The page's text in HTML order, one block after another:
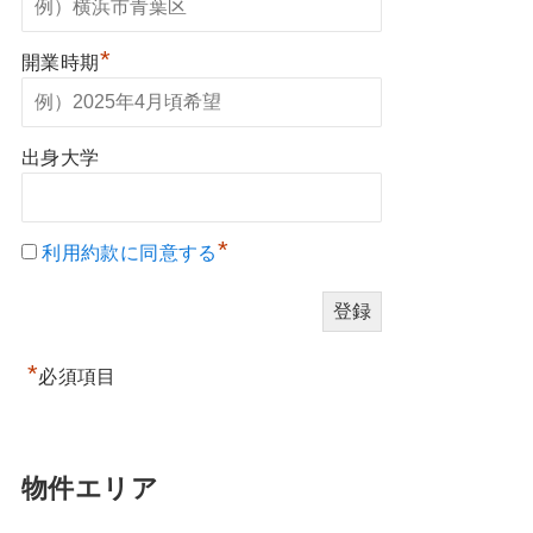
開業時期*
出身大学
利用約款に同意する*
*必須項目
物件エリア